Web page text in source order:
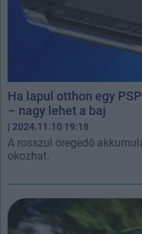
Ha lapul otthon egy
– nagy lehet a baj
| 2024.11.10 19:18
A rosszul öregedő
okozhat.